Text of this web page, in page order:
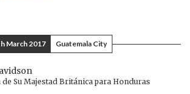
March 2017 Guatemala City
de Su Majestad Británica para Honduras